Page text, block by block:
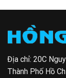
Địa chỉ: 20C
Thành Phố Hồ